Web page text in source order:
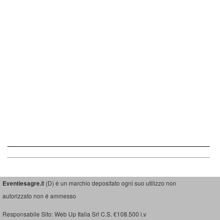
Eventiesagre.it (D) é un marchio depositato ogni suo utilizzo non
autorizzato non é ammesso
Responsabile Sito: Web Up Italia Srl C.S. €108.500 i.v